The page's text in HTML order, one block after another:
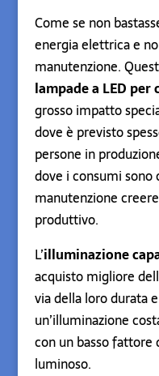
Come se non
energia elettrica e
manutenzione.
lampade a LED
grosso impatto
dove è previsto
persone in
dove i consumi sono
manutenzione
produttivo.
L’illuminazione
acquisto migliore
via della loro durata
un’illuminazione
con un basso fattore
luminoso.